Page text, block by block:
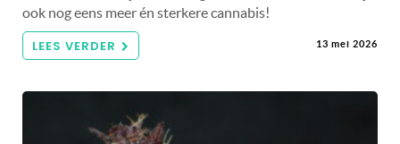
ook nog eens meer én sterkere cannabis!
LEES VERDER 13 mei 2026